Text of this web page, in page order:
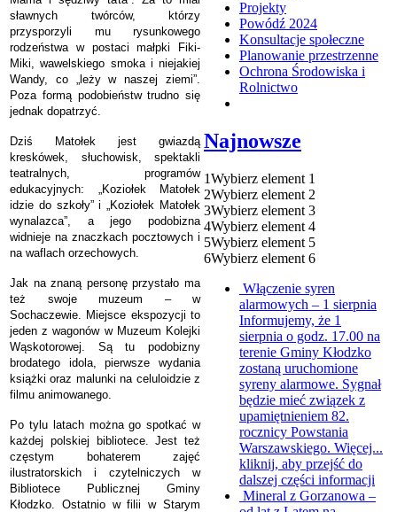
sławnych twórców, którzy
przysporzyli mu rysunkowego
rodzeństwa w postaci małpki Fiki-
Miki, wawelskiego smoka i niejakiej
Wandy, co „leży w naszej ziemi”.
Poza formą podobieństw trudno się
jednak dopatrzyć.
Dziś Matołek jest gwiazdą
kreskówek, słuchowisk, spektakli
teatralnych, programów
edukacyjnych: „Koziołek Matołek
idzie do szkoły” i „Koziołek Matołek
wynalazca”, a jego podobizna
widnieje na znaczkach pocztowych i
na waflach orzechowych.
Jak na znaną personę przystało ma
też swoje muzeum – w
Sochaczewie. Miejsce ekspozycji to
jeden z wagonów w Muzeum Kolejki
Wąskotorowej. Są tu podobizny
brodatego idola, pierwsze wydania
książki oraz malunki na celuloidzie z
filmu animowanego.
Po tylu latach można go spotkać w
każdej polskiej bibliotece. Jest też
częstym bohaterem zajęć
ilustratorskich i czytelniczych w
Bibliotece Publicznej Gminy
Kłodzko. Ostatnio w filii w Starym
Projekty
Powódź 2024
Konsultacje społeczne
Planowanie przestrzenne
Ochrona Środowiska i
Rolnictwo
Najnowsze
1Wybierz element 1
2Wybierz element 2
3Wybierz element 3
4Wybierz element 4
5Wybierz element 5
6Wybierz element 6
Włączenie syren
alarmowych – 1 sierpnia
Informujemy, że 1
sierpnia o godz. 17.00 na
terenie Gminy Kłodzko
zostaną uruchomione
syreny alarmowe. Sygnał
będzie mieć związek z
upamiętnieniem 82.
rocznicy Powstania
Warszawskiego. Więcej...
kliknij, aby przejść do
dalszej części informacji
Mineral z Gorzanowa –